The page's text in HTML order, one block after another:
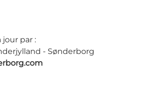
jour par :
- Sønderborg